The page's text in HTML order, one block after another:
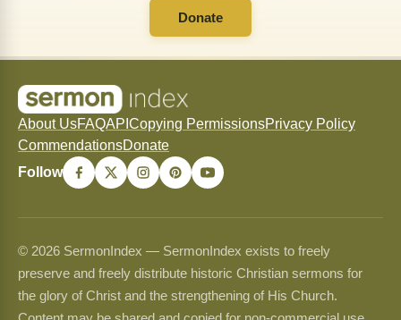
Donate
About UsFAQAPI Copying PermissionsPrivacy Policy
CommendationsDonate
Follow
© 2026 SermonIndex — SermonIndex exists to freely
preserve and freely distribute historic Christian sermons for
the glory of Christ and the strengthening of His Church.